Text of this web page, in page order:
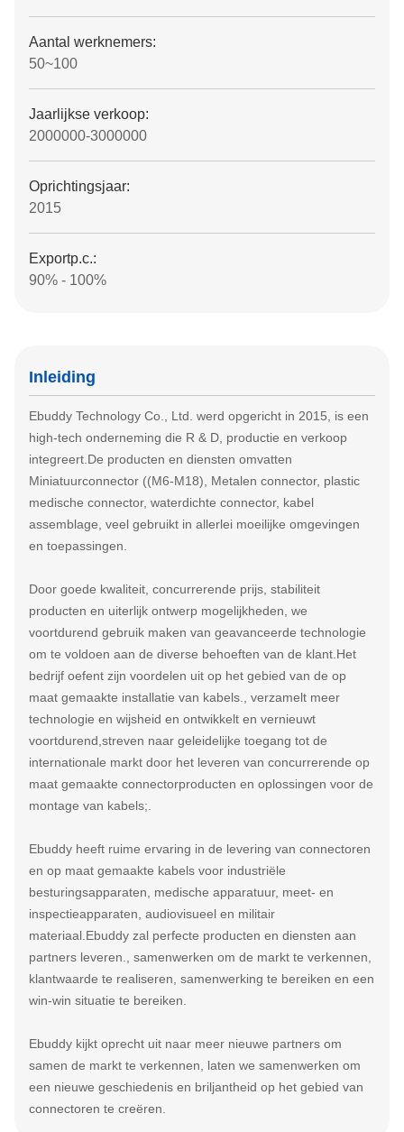
Aantal werknemers:
50~100
Jaarlijkse verkoop:
2000000-3000000
Oprichtingsjaar:
2015
Exportp.c.:
90% - 100%
Inleiding
Ebuddy Technology Co., Ltd. werd opgericht in 2015, is een
high-tech onderneming die R & D, productie en verkoop
integreert.De producten en diensten omvatten
Miniatuurconnector ((M6-M18), Metalen connector, plastic
medische connector, waterdichte connector, kabel
assemblage, veel gebruikt in allerlei moeilijke omgevingen
en toepassingen.
Door goede kwaliteit, concurrerende prijs, stabiliteit
producten en uiterlijk ontwerp mogelijkheden, we
voortdurend gebruik maken van geavanceerde technologie
om te voldoen aan de diverse behoeften van de klant.Het
bedrijf oefent zijn voordelen uit op het gebied van de op
maat gemaakte installatie van kabels., verzamelt meer
technologie en wijsheid en ontwikkelt en vernieuwt
voortdurend,streven naar geleidelijke toegang tot de
internationale markt door het leveren van concurrerende op
maat gemaakte connectorproducten en oplossingen voor de
montage van kabels;.
Ebuddy heeft ruime ervaring in de levering van connectoren
en op maat gemaakte kabels voor industriële
besturingsapparaten, medische apparatuur, meet- en
inspectieapparaten, audiovisueel en militair
materiaal.Ebuddy zal perfecte producten en diensten aan
partners leveren., samenwerken om de markt te verkennen,
klantwaarde te realiseren, samenwerking te bereiken en een
win-win situatie te bereiken.
Ebuddy kijkt oprecht uit naar meer nieuwe partners om
samen de markt te verkennen, laten we samenwerken om
een nieuwe geschiedenis en briljantheid op het gebied van
connectoren te creëren.